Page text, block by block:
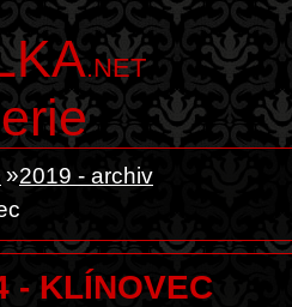
.NET
2019 - archiv
- KLÍNOVEC